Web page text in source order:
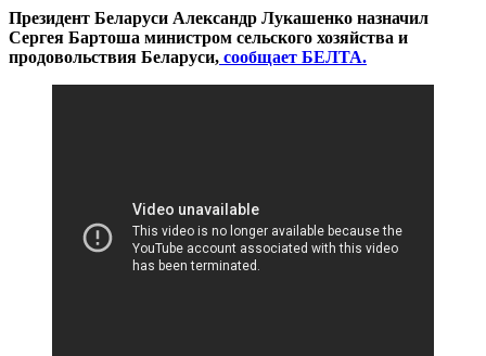
Президент Беларуси Александр Лукашенко назначил
Сергея Бартоша министром сельского хозяйства и
продовольствия Беларуси, сообщает БЕЛТА.